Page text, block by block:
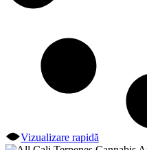
Vizualizare rapidă